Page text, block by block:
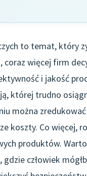
to temat, który
więcej firm
i jakość
której trudno
można
koszty. Co więcej,
produktów.
człowiek